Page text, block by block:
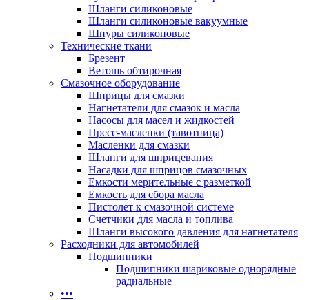
Шланги силиконовые
Шланги силиконовые вакуумные
Шнуры силиконовые
Технические ткани
Брезент
Ветошь обтирочная
Смазочное оборудование
Шприцы для смазки
Нагнетатели для смазок и масла
Насосы для масел и жидкостей
Пресс-масленки (тавотница)
Масленки для смазки
Шланги для шприцевания
Насадки для шприцов смазочных
Емкости мерительные с разметкой
Емкость для сбора масла
Пистолет к смазочной системе
Счетчики для масла и топлива
Шланги высокого давления для нагнетателя
Расходники для автомобилей
Подшипники
Подшипники шариковые однорядные
радиальные
•••